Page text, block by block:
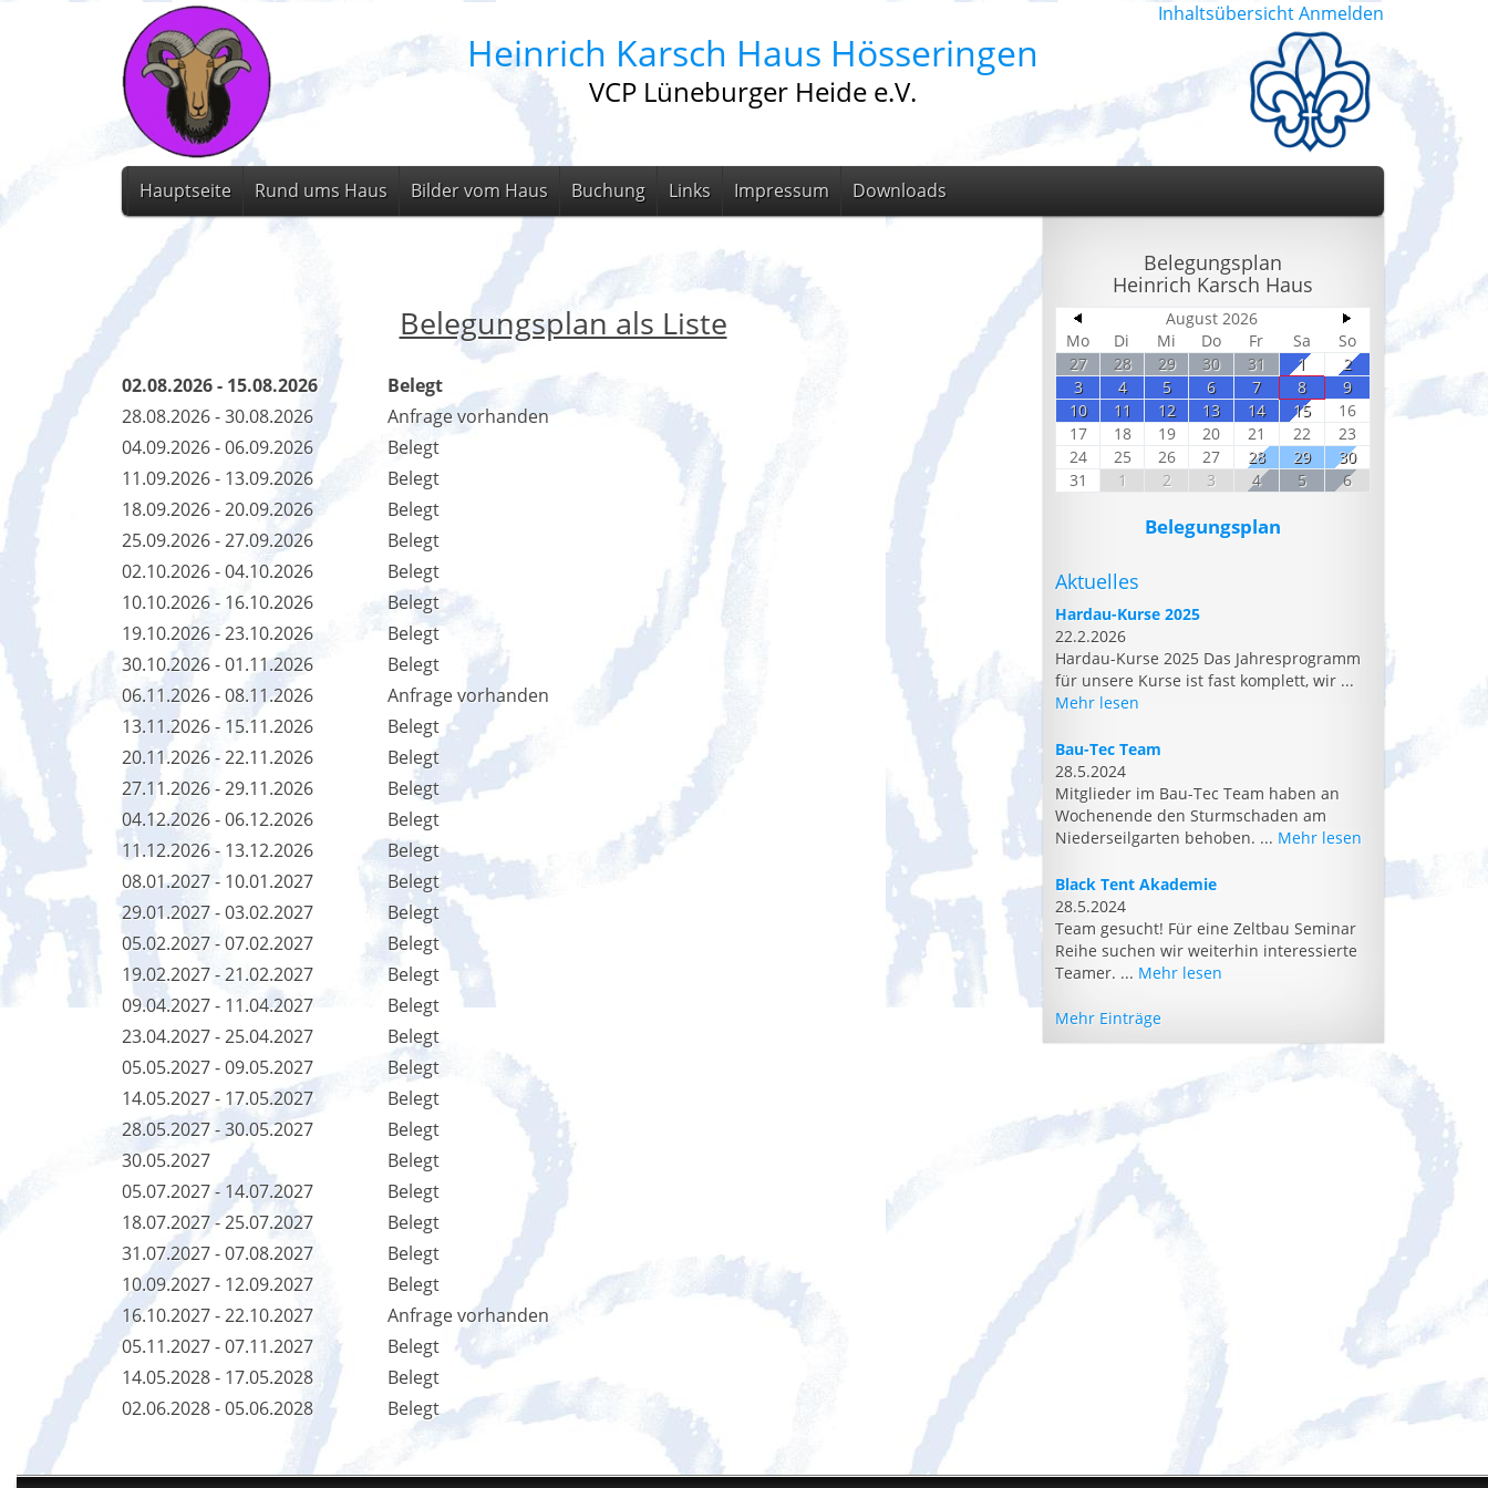
Inhaltsübersicht Anmelden
Heinrich Karsch Haus Hösseringen
VCP Lüneburger Heide e.V.
Hauptseite Rund ums Haus Bilder vom Haus Buchung Links Impressum Downloads
Belegungsplan als Liste
02.08.2026 - 15.08.2026
Belegt
28.08.2026 - 30.08.2026
Anfrage vorhanden
04.09.2026 - 06.09.2026
Belegt
11.09.2026 - 13.09.2026
Belegt
18.09.2026 - 20.09.2026
Belegt
25.09.2026 - 27.09.2026
Belegt
02.10.2026 - 04.10.2026
Belegt
10.10.2026 - 16.10.2026
Belegt
19.10.2026 - 23.10.2026
Belegt
30.10.2026 - 01.11.2026
Belegt
06.11.2026 - 08.11.2026
Anfrage vorhanden
13.11.2026 - 15.11.2026
Belegt
20.11.2026 - 22.11.2026
Belegt
27.11.2026 - 29.11.2026
Belegt
04.12.2026 - 06.12.2026
Belegt
11.12.2026 - 13.12.2026
Belegt
08.01.2027 - 10.01.2027
Belegt
29.01.2027 - 03.02.2027
Belegt
05.02.2027 - 07.02.2027
Belegt
19.02.2027 - 21.02.2027
Belegt
09.04.2027 - 11.04.2027
Belegt
23.04.2027 - 25.04.2027
Belegt
05.05.2027 - 09.05.2027
Belegt
14.05.2027 - 17.05.2027
Belegt
28.05.2027 - 30.05.2027
Belegt
30.05.2027
Belegt
05.07.2027 - 14.07.2027
Belegt
18.07.2027 - 25.07.2027
Belegt
31.07.2027 - 07.08.2027
Belegt
10.09.2027 - 12.09.2027
Belegt
16.10.2027 - 22.10.2027
Anfrage vorhanden
05.11.2027 - 07.11.2027
Belegt
14.05.2028 - 17.05.2028
Belegt
02.06.2028 - 05.06.2028
Belegt
Belegungsplan
Heinrich Karsch Haus
August 2026
Mo
Di Mi Do Fr Sa
So
27
28 29 30 31 1
2
3
4 5 6 7 8
9
10
11 12 13 14 15
16
17
18 19 20 21 22
23
24
25 26 27 28 29
30
31
1 2 3 4 5 6
Belegungsplan
Aktuelles
Hardau-Kurse 2025
22.2.2026
Hardau-Kurse 2025 Das Jahresprogramm
für unsere Kurse ist fast komplett, wir ...
Mehr lesen
Bau-Tec Team
28.5.2024
Mitglieder im Bau-Tec Team haben an
Wochenende den Sturmschaden am
Niederseilgarten behoben. ... Mehr lesen
Black Tent Akademie
28.5.2024
Team gesucht! Für eine Zeltbau Seminar
Reihe suchen wir weiterhin interessierte
Teamer. ... Mehr lesen
Mehr Einträge